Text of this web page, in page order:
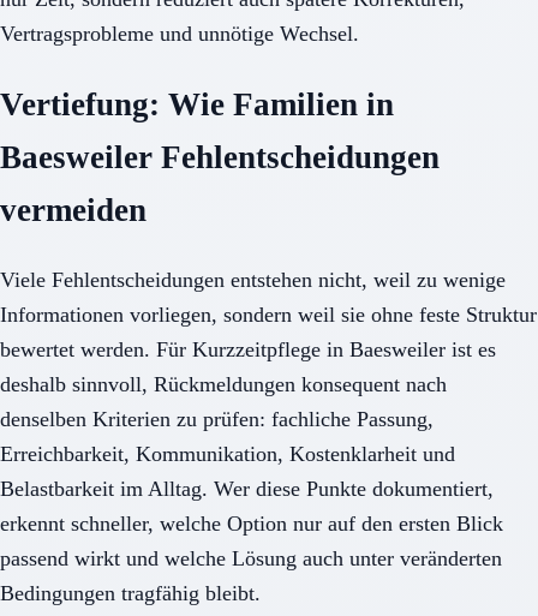
Vertragsprobleme und unnötige Wechsel.
Vertiefung: Wie Familien in
Baesweiler Fehlentscheidungen
vermeiden
Viele Fehlentscheidungen entstehen nicht, weil zu wenige
Informationen vorliegen, sondern weil sie ohne feste Struktur
bewertet werden. Für Kurzzeitpflege in Baesweiler ist es
deshalb sinnvoll, Rückmeldungen konsequent nach
denselben Kriterien zu prüfen: fachliche Passung,
Erreichbarkeit, Kommunikation, Kostenklarheit und
Belastbarkeit im Alltag. Wer diese Punkte dokumentiert,
erkennt schneller, welche Option nur auf den ersten Blick
passend wirkt und welche Lösung auch unter veränderten
Bedingungen tragfähig bleibt.